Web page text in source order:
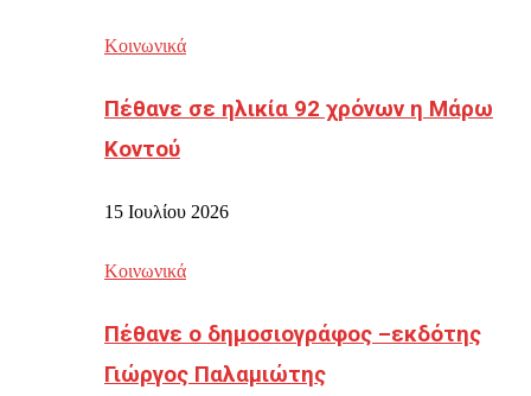
Κοινωνικά
Πέθανε σε ηλικία 92 χρόνων η Μάρω
Κοντού
15 Ιουλίου 2026
Κοινωνικά
Πέθανε ο δημοσιογράφος –εκδότης
Γιώργος Παλαμιώτης